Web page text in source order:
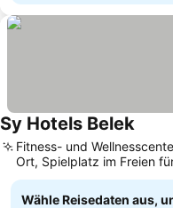
Sy Hotels Belek
Fitness- und
Ort, Spielplatz im Freien
Kinder
Wähle Reisedaten aus,